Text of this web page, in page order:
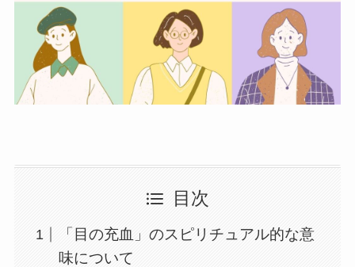
目次
「目の充血」のスピリチュアル的な意
味について